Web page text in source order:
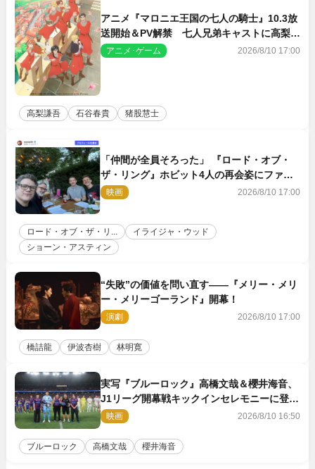
アニメ『マロニエ王国の七人の騎士』10.3放
送開始＆PV解禁 七人兄弟キャストに高梨謙
吾、川島零士ら
アニメ･ゲーム 2026/8/10 17:00
高梨謙吾 石谷春貴 猪股慧士
「仲間が全員そろった」 『ロード・オブ・
ザ・リング』ホビット4人の再会姿にファン
感激
映画 2026/8/10 17:00
ロード・オブ・ザ・リ...
イライジャ・ウッド
ショーン・アスティン
“失敗”の価値を問い直す――『メリー・メリ
ー・メリーゴーランド』開幕！
演劇 2026/8/10 17:00
橋詰龍 伊波杏樹 林明寛
実写『ブルーロック』高橋文哉＆櫻井海音、
J1リーグ開幕戦キックインセレモニーに登場
＆喜びの声到着
映画 2026/8/10 16:50
ブルーロック 高橋文哉 櫻井海音